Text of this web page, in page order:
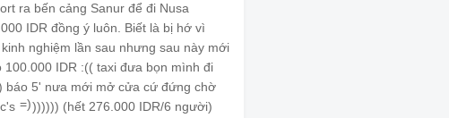
ra bến cảng Sanur để đi Nusa
IDR đồng ý luôn. Biết là bị hớ vì
nghiệm lần sau nhưng sau này mới
IDR :(( taxi đưa bọn mình đi
báo 5' nưa mới mở cửa cứ đứng chờ
=))))))) (hết 276.000 IDR/6 người)